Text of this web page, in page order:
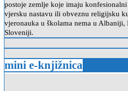
postoje zemlje koje imaju
vjersku nastavu ili obveznu religijsku
vjeronauka u školama nema u
Sloveniji.
mini e-knjižnica